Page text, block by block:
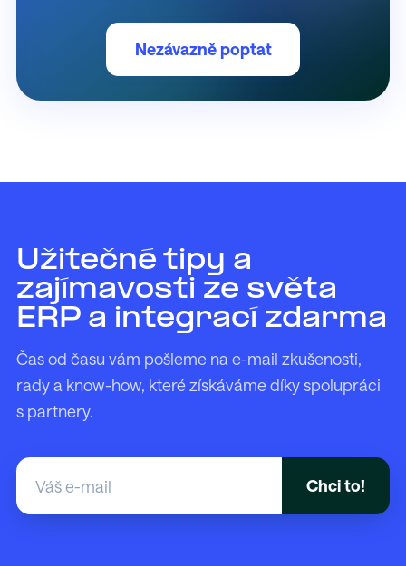
Nezávazně poptat
Užitečné tipy a
zajímavosti ze světa
ERP a integrací zdarma
Čas od času vám pošleme na e-mail zkušenosti,
rady a know-how, které získáváme díky spolupráci
s partnery.